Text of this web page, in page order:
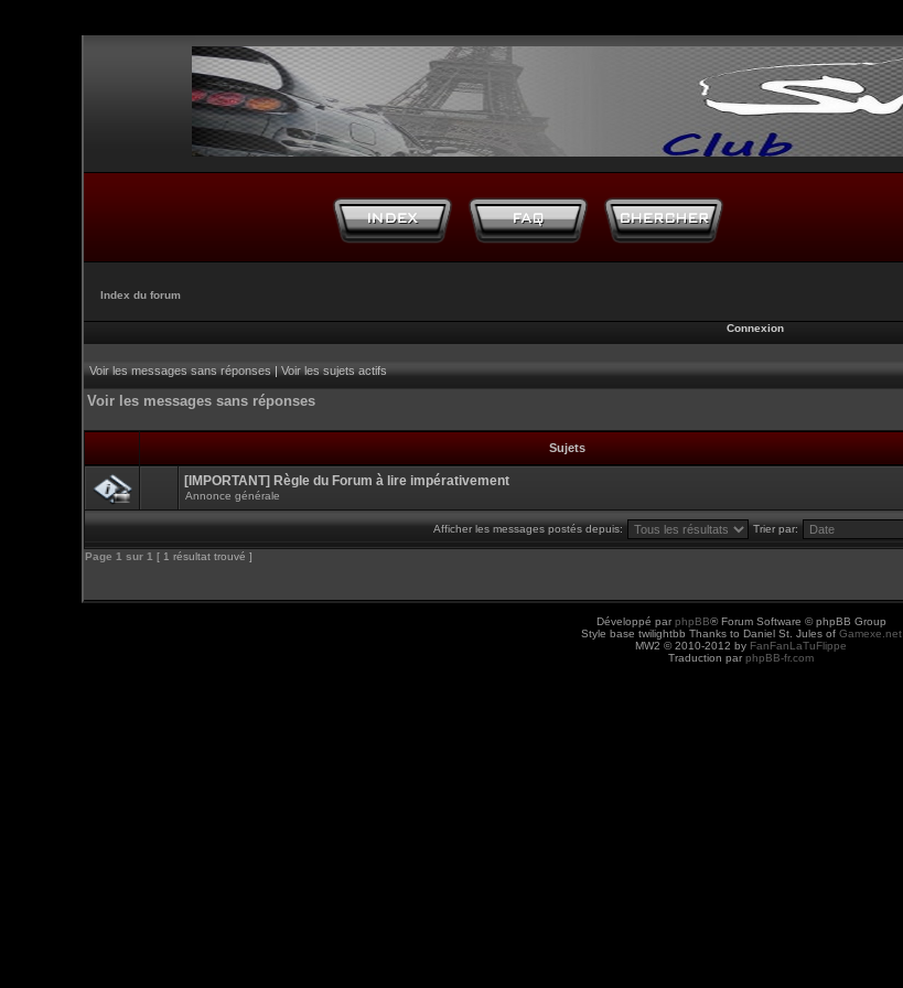
Index du forum
Connexion
Voir les messages sans réponses|Voir les sujets actifs
Voir les messages sans réponses
Sujets
[IMPORTANT] Règle du Forum à lire impérativement
Annonce générale
Afficher les messages postés depuis: Trier par:
Page 1 sur 1 [ 1 résultat trouvé ]
Développé par phpBB® Forum Software © phpBB Group
Style base twilightbb Thanks to Daniel St. Jules of Gamexe.net
MW2 © 2010-2012 by FanFanLaTuFlippe
Traduction par phpBB-fr.com